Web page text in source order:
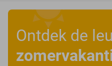
Ontdek de